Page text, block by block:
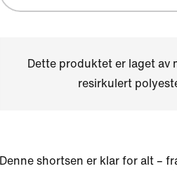
Dette produktet er laget av
resirkulert
Denne shortsen er klar for alt –